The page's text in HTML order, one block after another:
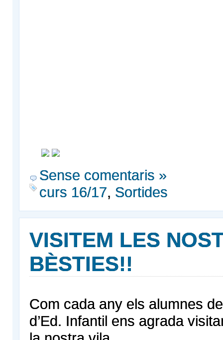
Sense comentaris »
curs 16/17, Sortides
VISITEM LES
BÈSTIES!!
Com cada any els alumnes
d’Ed. Infantil ens agrada